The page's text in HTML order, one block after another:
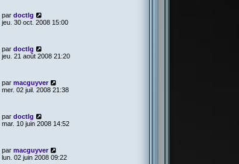
par doctlg
jeu. 30 oct. 2008 15:00
par doctlg
jeu. 21 août 2008 21:20
par macguyver
mer. 02 juil. 2008 21:38
par doctlg
mar. 10 juin 2008 14:52
par macguyver
lun. 02 juin 2008 09:22